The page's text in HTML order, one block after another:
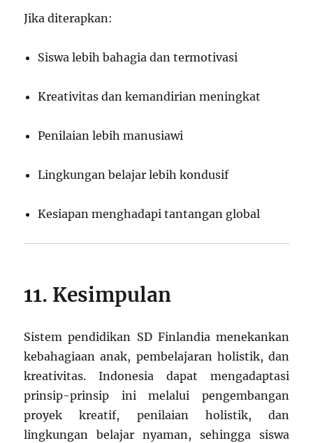
Jika diterapkan:
Siswa lebih bahagia dan termotivasi
Kreativitas dan kemandirian meningkat
Penilaian lebih manusiawi
Lingkungan belajar lebih kondusif
Kesiapan menghadapi tantangan global
11. Kesimpulan
Sistem pendidikan SD Finlandia menekankan
kebahagiaan anak, pembelajaran holistik, dan
kreativitas. Indonesia dapat mengadaptasi
prinsip-prinsip ini melalui pengembangan
proyek kreatif, penilaian holistik, dan
lingkungan belajar nyaman, sehingga siswa